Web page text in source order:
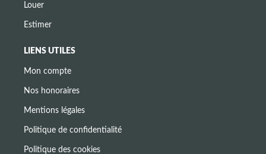
Louer
Estimer
LIENS UTILES
Mon compte
Nos honoraires
Mentions légales
Politique de confidentialité
Politique des cookies